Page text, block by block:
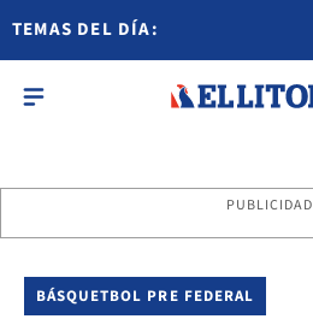
TEMAS DEL DÍA:
PUBLICIDAD
BÁSQUETBOL PRE FEDERAL